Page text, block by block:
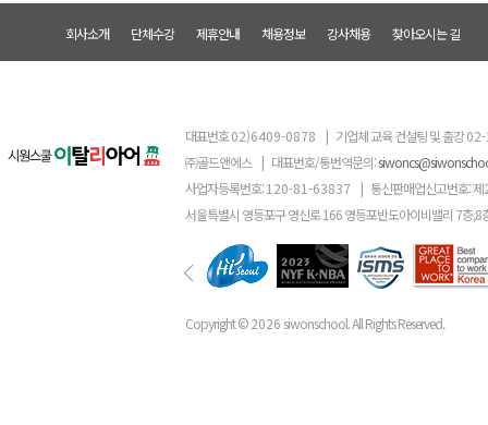
회사소개 단체수강 제휴안내 채용정보 강사채용 찾아오시는 길
대표번호02)6409-0878 | 기업체 교육 컨설팅 및 출강
㈜골드앤에스 | 대표번호/통번역문의:
사업자등록번호:120-81-63837 | 통신판매업신고번호: 제
서울특별시 영등포구 영신로 166 영등포반도아이비밸리 7층,8
Copyright ©2026 siwonschool. All Rights Reserved.